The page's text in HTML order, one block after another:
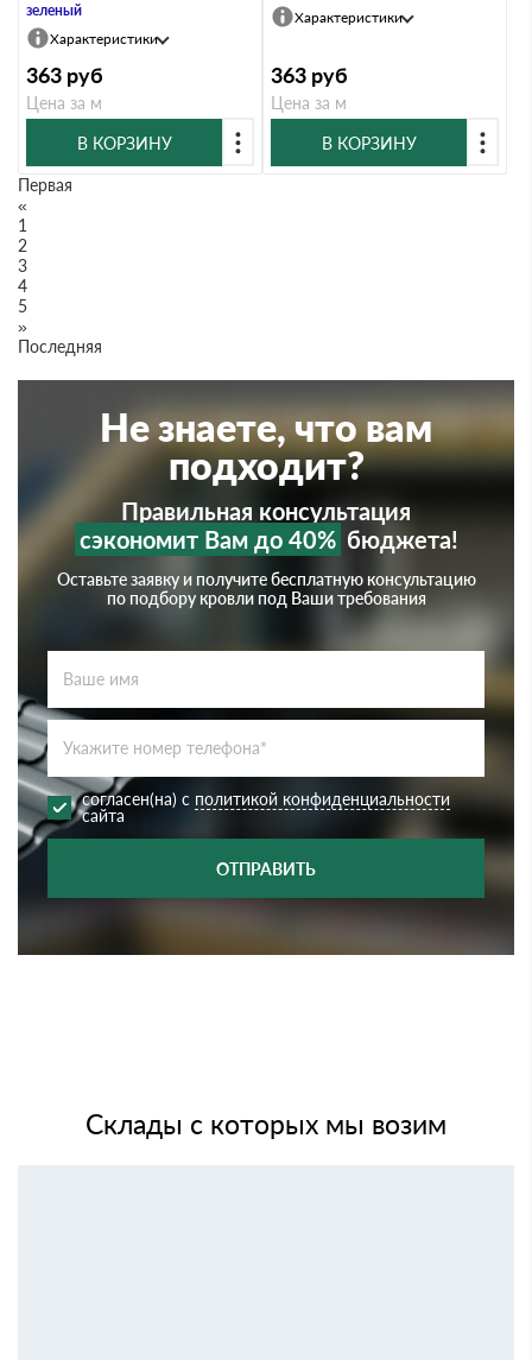
зеленый
Характеристики
363 руб
Цена за м
В КОРЗИНУ
Характеристики
363 руб
Цена за м
В КОРЗИНУ
Первая
«
1
2
3
4
5
»
Последняя
Не знаете, что вам
подходит?
Правильная консультация
сэкономит Вам до 40% бюджета!
Оставьте заявку и получите бесплатную консультацию
по подбору кровли под Ваши требования
согласен(на) с политикой конфиденциальности
сайта
ОТПРАВИТЬ
Склады с которых мы возим